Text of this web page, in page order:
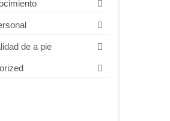
de a pie